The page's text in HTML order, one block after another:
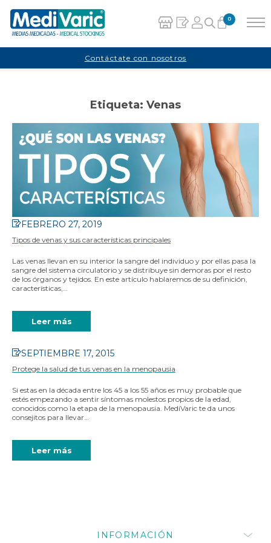
0
Carrito
Contáctate con nosotros
Etiqueta: Venas
FEBRERO 27, 2019
Tipos de venas y sus características principales
Las venas llevan en su interior la sangre del individuo y por ellas pasa la
sangre del sistema circulatorio y se distribuye sin demoras por el resto
de los órganos y tejidos. En este artículo hablaremos de su definición,
características,…
Leer más
SEPTIEMBRE 17, 2015
Protege la salud de tus venas en la menopausia
Si estas en la década entre los 45 a los 55 años es muy probable que
estés empezando a sentir síntomas molestos propios de la edad,
conocidos como la etapa de la menopausia. MediVaric te da unos
consejitos para llevar…
Leer más
INFORMACIÓN